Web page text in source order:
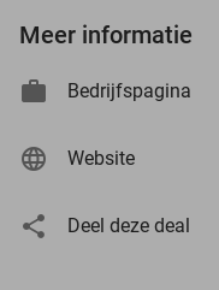
Meer informatie
Bedrijfspagina
Website
Deel deze deal